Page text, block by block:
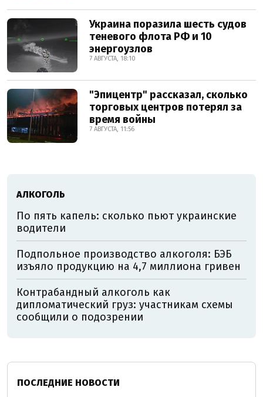
Украина поразила шесть судов
теневого флота РФ и 10
энергоузлов
7 АВГУСТА, 18:10
"Эпицентр" рассказал, сколько
торговых центров потерял за
время войны
7 АВГУСТА, 11:56
АЛКОГОЛЬ
По пять капель: сколько пьют украинские
водители
Подпольное производство алкоголя: БЭБ
изъяло продукцию на 4,7 миллиона гривен
Контрабандный алкоголь как
дипломатический груз: участникам схемы
сообщили о подозрении
ПОСЛЕДНИЕ НОВОСТИ